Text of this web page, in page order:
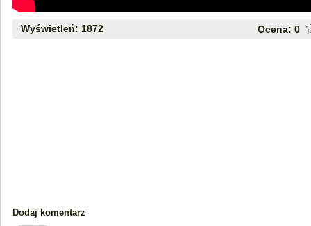
Wyświetleń: 1872 Ocena: 0
Dodaj komentarz